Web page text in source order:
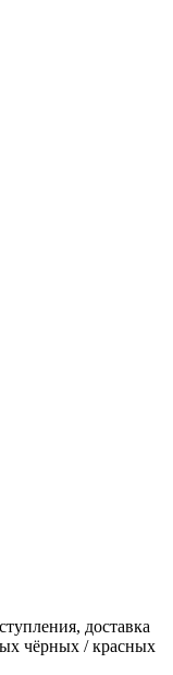
доставка
чёрных / красных